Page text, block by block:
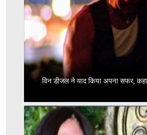
विन डीजल ने याद किया अपना सफर,